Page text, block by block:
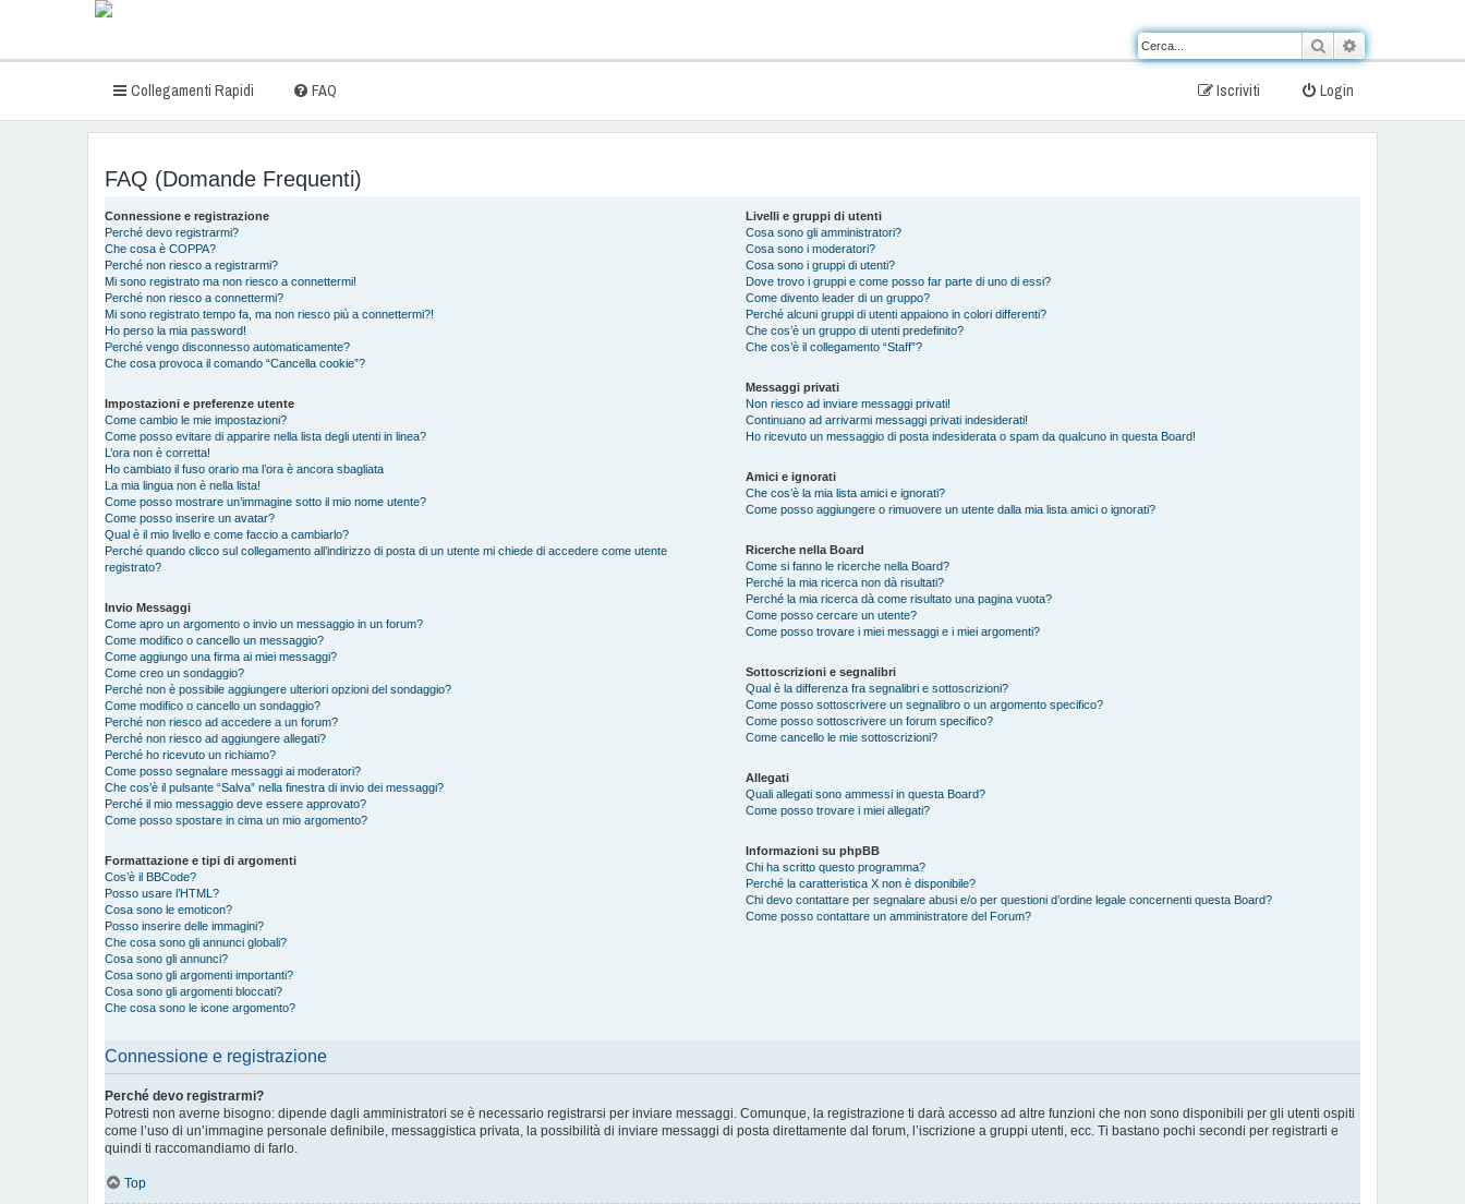
Cerca
Collegamenti Rapidi FAQ Login
Iscriviti
FAQ (Domande Frequenti)
Connessione e registrazione
Perché devo registrarmi?
Che cosa è COPPA?
Perché non riesco a registrarmi?
Mi sono registrato ma non riesco a connettermi!
Perché non riesco a connettermi?
Mi sono registrato tempo fa, ma non riesco più a connettermi?!
Ho perso la mia password!
Perché vengo disconnesso automaticamente?
Che cosa provoca il comando “Cancella cookie”?
Impostazioni e preferenze utente
Come cambio le mie impostazioni?
Come posso evitare di apparire nella lista degli utenti in linea?
L’ora non è corretta!
Ho cambiato il fuso orario ma l’ora è ancora sbagliata
La mia lingua non è nella lista!
Come posso mostrare un’immagine sotto il mio nome utente?
Come posso inserire un avatar?
Qual è il mio livello e come faccio a cambiarlo?
Perché quando clicco sul collegamento all’indirizzo di posta di un utente mi chiede di accedere come utente
registrato?
Invio Messaggi
Come apro un argomento o invio un messaggio in un forum?
Come modifico o cancello un messaggio?
Come aggiungo una firma ai miei messaggi?
Come creo un sondaggio?
Perché non è possibile aggiungere ulteriori opzioni del sondaggio?
Come modifico o cancello un sondaggio?
Perché non riesco ad accedere a un forum?
Perché non riesco ad aggiungere allegati?
Perché ho ricevuto un richiamo?
Come posso segnalare messaggi ai moderatori?
Che cos’è il pulsante “Salva” nella finestra di invio dei messaggi?
Perché il mio messaggio deve essere approvato?
Come posso spostare in cima un mio argomento?
Formattazione e tipi di argomenti
Cos’è il BBCode?
Posso usare l’HTML?
Cosa sono le emoticon?
Posso inserire delle immagini?
Che cosa sono gli annunci globali?
Cosa sono gli annunci?
Cosa sono gli argomenti importanti?
Cosa sono gli argomenti bloccati?
Che cosa sono le icone argomento?
Livelli e gruppi di utenti
Cosa sono gli amministratori?
Cosa sono i moderatori?
Cosa sono i gruppi di utenti?
Dove trovo i gruppi e come posso far parte di uno di essi?
Come divento leader di un gruppo?
Perché alcuni gruppi di utenti appaiono in colori differenti?
Che cos’è un gruppo di utenti predefinito?
Che cos’è il collegamento “Staff”?
Messaggi privati
Non riesco ad inviare messaggi privati!
Continuano ad arrivarmi messaggi privati indesiderati!
Ho ricevuto un messaggio di posta indesiderata o spam da qualcuno in questa Board!
Amici e ignorati
Che cos’è la mia lista amici e ignorati?
Come posso aggiungere o rimuovere un utente dalla mia lista amici o ignorati?
Ricerche nella Board
Come si fanno le ricerche nella Board?
Perché la mia ricerca non dà risultati?
Perché la mia ricerca dà come risultato una pagina vuota?
Come posso cercare un utente?
Come posso trovare i miei messaggi e i miei argomenti?
Sottoscrizioni e segnalibri
Qual è la differenza fra segnalibri e sottoscrizioni?
Come posso sottoscrivere un segnalibro o un argomento specifico?
Come posso sottoscrivere un forum specifico?
Come cancello le mie sottoscrizioni?
Allegati
Quali allegati sono ammessi in questa Board?
Come posso trovare i miei allegati?
Informazioni su phpBB
Chi ha scritto questo programma?
Perché la caratteristica X non è disponibile?
Chi devo contattare per segnalare abusi e/o per questioni d’ordine legale concernenti questa Board?
Come posso contattare un amministratore del Forum?
Connessione e registrazione
Perché devo registrarmi?
Potresti non averne bisogno: dipende dagli amministratori se è necessario registrarsi per inviare messaggi. Comunque, la registrazione ti darà accesso ad altre funzioni che non sono disponibili per gli utenti ospiti
come l’uso di un’immagine personale definibile, messaggistica privata, la possibilità di inviare messaggi di posta direttamente dal forum, l’iscrizione a gruppi utenti, ecc. Ti bastano pochi secondi per registrarti e
quindi ti raccomandiamo di farlo.
Top